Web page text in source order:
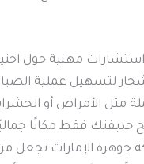
مهنية حول اختيار
لتسهيل عملية
مثل الأمراض أو
حديقتك فقط مكانًا
جوهرة الإمارات تجعل